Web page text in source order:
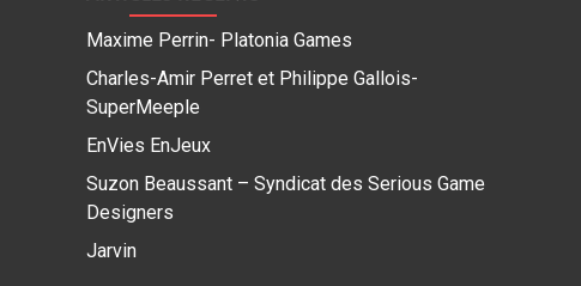
Maxime Perrin- Platonia Games
Charles-Amir Perret et Philippe Gallois-
SuperMeeple
EnVies EnJeux
Suzon Beaussant – Syndicat des Serious Game
Designers
Jarvin